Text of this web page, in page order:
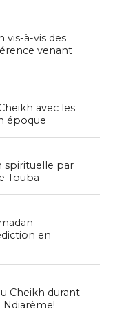
vis-à-vis des
venant
avec les
époque
spirituelle par
Touba
en
Cheikh durant
Ndiarème!